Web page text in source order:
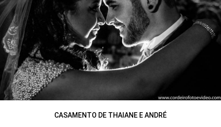
CASAMENTO DE THAIANE E ANDRÉ